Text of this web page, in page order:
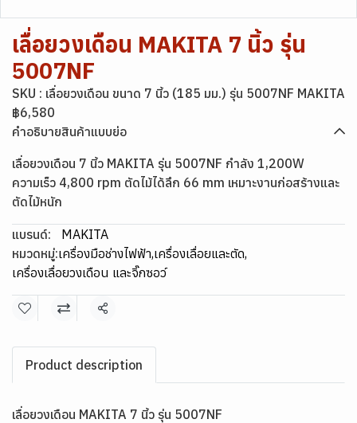
เลื่อยวงเดือน MAKITA 7 นิ้ว รุ่น
5007NF
SKU : เลื่อยวงเดือน ขนาด 7 นิ้ว (185 มม.) รุ่น 5007NF MAKITA
฿6,580
คำอธิบายสินค้าแบบย่อ
เลื่อยวงเดือน 7 นิ้ว MAKITA รุ่น 5007NF กำลัง 1,200W
ความเร็ว 4,800 rpm ตัดไม้ได้ลึก 66 mm เหมาะงานก่อสร้างและ
ตัดไม้หนัก
แบรนด์:
MAKITA
หมวดหมู่:เครื่องมือช่างไฟฟ้า,เครื่องเลื่อยและตัด,
เครื่องเลื่อยวงเดือน และจิ๊กซอว์
แชร์
Product description
เลื่อยวงเดือน MAKITA 7 นิ้ว รุ่น 5007NF